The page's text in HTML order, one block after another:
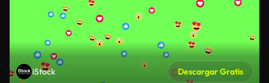
iStock Descargar Gratis